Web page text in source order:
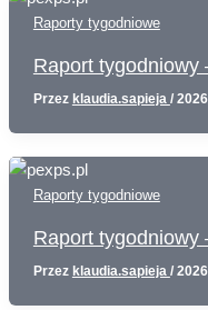
Raporty tygodniowe
Raport tygodniowy
Przez klaudia.sapieja /
Raporty tygodniowe
Raport tygodniowy
Przez klaudia.sapieja /